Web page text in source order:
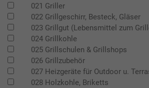
021 Griller
022 Grillgeschirr, Besteck, Gläser
023 Grillgut (Lebensmittel zum
024 Grillkohle
025 Grillschulen & Grillshops
026 Grillzubehör
027 Heizgeräte für Outdoor u.
028 Holzkohle, Briketts